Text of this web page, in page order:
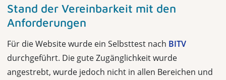
Stand der Vereinbarkeit mit den
Anforderungen
Für die Website wurde ein Selbsttest nach BITV
durchgeführt. Die gute Zugänglichkeit wurde
angestrebt, wurde jedoch nicht in allen Bereichen und